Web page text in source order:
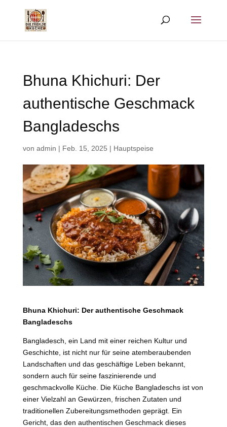
Bhuna Khichuri: Der
authentische Geschmack
Bangladeschs
von admin | Feb. 15, 2025 | Hauptspeise
Bhuna Khichuri: Der authentische Geschmack
Bangladeschs
Bangladesch, ein Land mit einer reichen Kultur und
Geschichte, ist nicht nur für seine atemberaubenden
Landschaften und das geschäftige Leben bekannt,
sondern auch für seine faszinierende und
geschmackvolle Küche. Die Küche Bangladeschs ist von
einer Vielzahl an Gewürzen, frischen Zutaten und
traditionellen Zubereitungsmethoden geprägt. Ein
Gericht, das den authentischen Geschmack dieses